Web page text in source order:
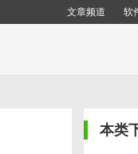
文章频道 软
本类